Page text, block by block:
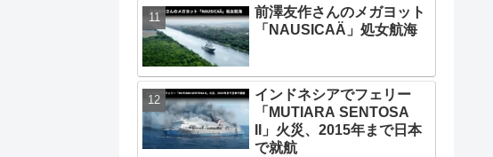
前澤友作さんのメガヨット
「NAUSICAÄ」処女航海
インドネシアでフェリー
「MUTIARA SENTOSA
II」火災、2015年まで日本
で就航